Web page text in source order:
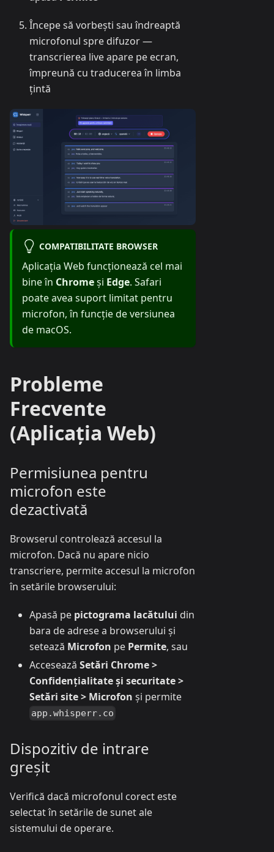
Începe să vorbești sau îndreaptă
microfonul spre difuzor —
transcrierea live apare pe ecran,
împreună cu traducerea în limba
țintă
COMPATIBILITATE BROWSER
Aplicația Web funcționează cel mai
bine în Chromeși Edge. Safari
poate avea suport limitat pentru
microfon, în funcție de versiunea
de macOS.
Probleme
Frecvente
(Aplicația Web)
Permisiunea pentru
microfon este
dezactivată
Browserul controlează accesul la
microfon. Dacă nu apare nicio
transcriere, permite accesul la microfon
în setările browserului:
Apasă pe pictograma lacătului din
bara de adrese a browserului și
setează Microfon pe Permite, sau
Accesează Setări Chrome >
Confidențialitate și securitate >
Setări site > Microfon și permite
app.whisperr.co
Dispozitiv de intrare
greșit
Verifică dacă microfonul corect este
selectat în setările de sunet ale
sistemului de operare.